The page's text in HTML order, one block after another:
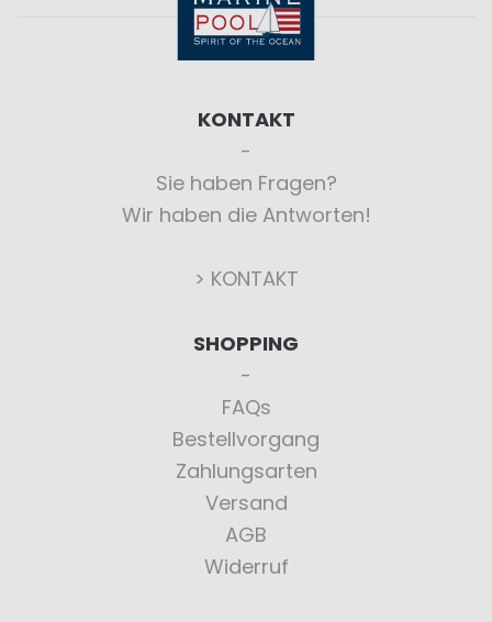
KONTAKT
Sie haben Fragen?
Wir haben die Antworten!
> KONTAKT
SHOPPING
FAQs
Bestellvorgang
Zahlungsarten
Versand
AGB
Widerruf